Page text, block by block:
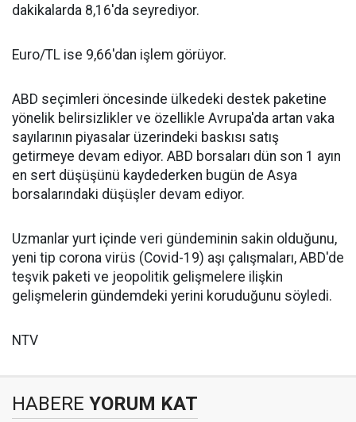
dakikalarda 8,16'da seyrediyor.
Euro/TL ise 9,66'dan işlem görüyor.
ABD seçimleri öncesinde ülkedeki destek paketine
yönelik belirsizlikler ve özellikle Avrupa'da artan vaka
sayılarının piyasalar üzerindeki baskısı satış
getirmeye devam ediyor. ABD borsaları dün son 1 ayın
en sert düşüşünü kaydederken bugün de Asya
borsalarındaki düşüşler devam ediyor.
Uzmanlar yurt içinde veri gündeminin sakin olduğunu,
yeni tip corona virüs (Covid-19) aşı çalışmaları, ABD'de
teşvik paketi ve jeopolitik gelişmelere ilişkin
gelişmelerin gündemdeki yerini koruduğunu söyledi.
NTV
HABERE YORUM KAT